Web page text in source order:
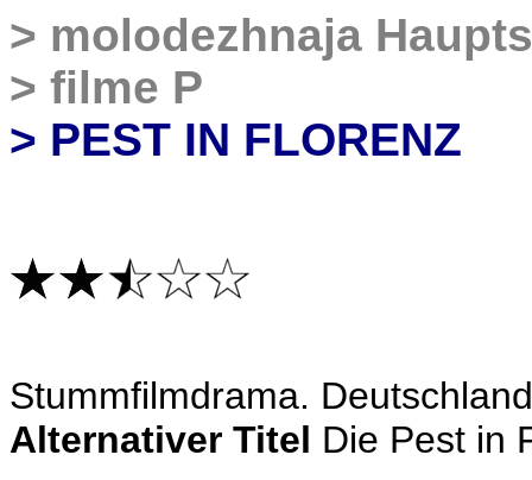
> molodezhnaja
> filme P
> PEST IN FLORENZ
Stummfilmdrama. Deutschland
Alternativer Titel Die Pest in